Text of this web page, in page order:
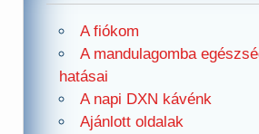
A fiókom
A mandulagomba
hatásai
A napi DXN kávénk
Ajánlott oldalak